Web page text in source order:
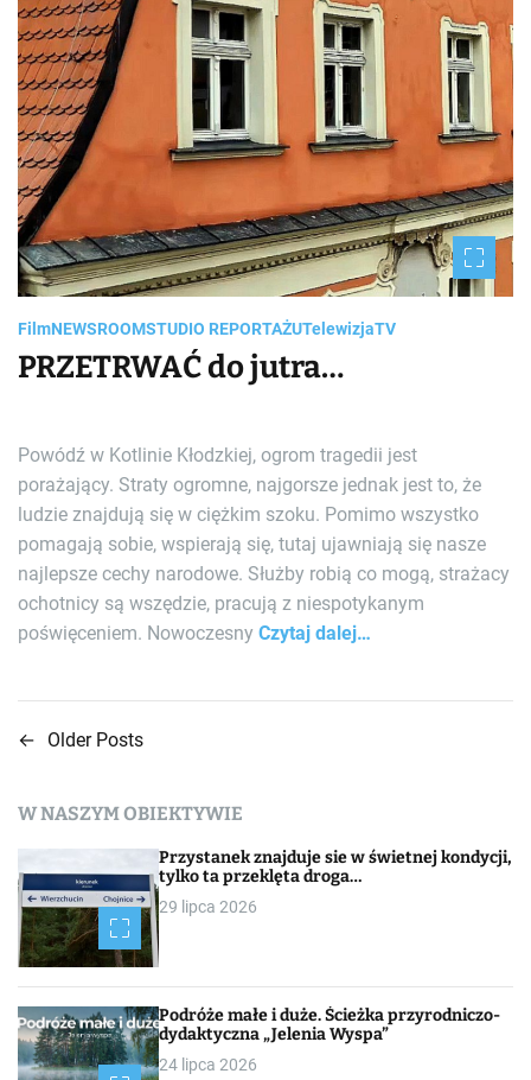
FilmNEWSROOMSTUDIO REPORTAŻUTelewizjaTV
PRZETRWAĆ do jutra…
Powódź w Kotlinie Kłodzkiej, ogrom tragedii jest
porażający. Straty ogromne, najgorsze jednak jest to, że
ludzie znajdują się w ciężkim szoku. Pomimo wszystko
pomagają sobie, wspierają się, tutaj ujawniają się nasze
najlepsze cechy narodowe. Służby robią co mogą, strażacy
ochotnicy są wszędzie, pracują z niespotykanym
poświęceniem. Nowoczesny Czytaj dalej…
N
i
g
a
c
j
← Older Posts
W NASZYM OBIEKTYWIE
Przystanek znajduje sie w świetnej kondycji,
tylko ta przeklęta droga…
29 lipca 2026
Podróże małe i duże. Ścieżka przyrodniczo-
dydaktyczna „Jelenia Wyspa”
24 lipca 2026